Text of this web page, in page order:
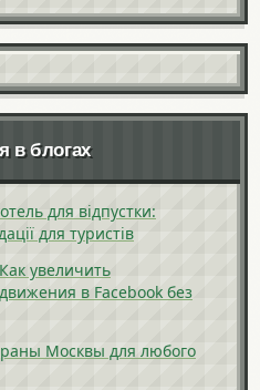
в блогах
для відпустки:
для туристів
Как увеличить
в Facebook без
Москвы для любого